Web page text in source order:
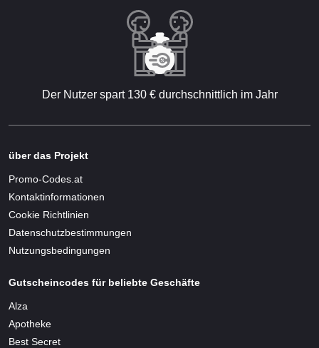
Der Nutzer spart 130 € durchschnittlich im Jahr
über das Projekt
Promo-Codes.at
Kontaktinformationen
Cookie Richtlinien
Datenschutzbestimmungen
Nutzungsbedingungen
Gutscheincodes für beliebte Geschäfte
Alza
Apotheke
Best Secret